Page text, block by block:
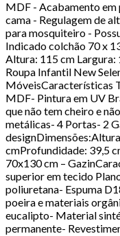
MDF - Acabamento
cama - Regulagem de
para mosquiteiro -
Indicado colchão 70 x
Altura: 115 cm
Roupa Infantil New
MóveisCaracterísticas
MDF- Pintura em UV
que não tem cheiro e
metálicas- 4 Portas- 2
cmProfundidade: 39,5
70x130 cm –
superior em tecido
poliuretana- Espuma
poeira e materiais
eucalipto- Material
permanente-